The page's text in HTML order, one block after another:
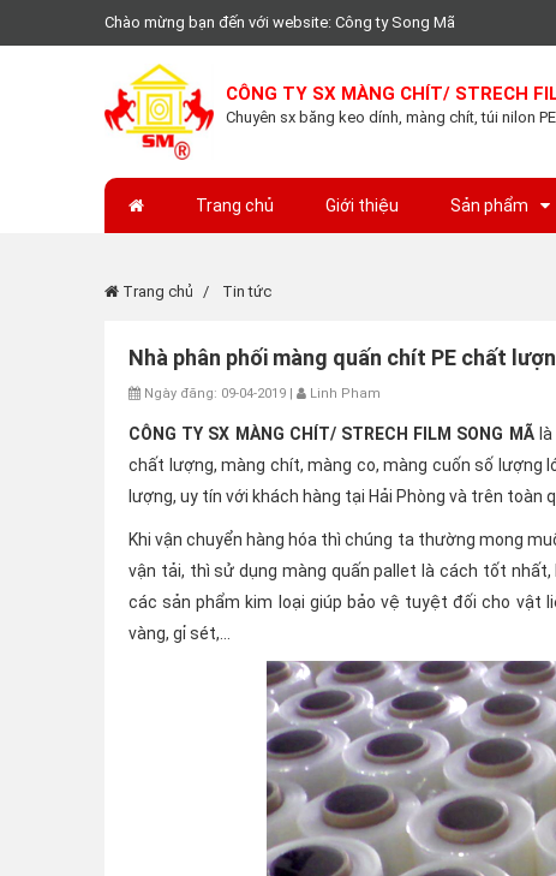
Chào mừng bạn đến với website: Công ty Song Mã
CÔNG TY SX MÀNG CHÍT/ STRECH
Chuyên sx băng keo dính, màng chít, túi nilon
Trang chủ Giới thiệu Sản phẩm
Trang chủ Tin tức
Nhà phân phối màng quấn chít PE chất
Ngày đăng: 09-04-2019 | Linh Pham
CÔNG TY SX MÀNG CHÍT/ STRECH FILM SONG MÃlà
chất lượng, màng chít, màng co, màng cuốn số lượng
lượng, uy tín với khách hàng tại Hải Phòng và trên toàn
Khi vận chuyển hàng hóa thì chúng ta thường mong
vận tải, thì sử dụng màng quấn pallet là cách tốt
các sản phẩm kim loại giúp bảo vệ tuyệt đối cho vật
vàng, gỉ sét,…